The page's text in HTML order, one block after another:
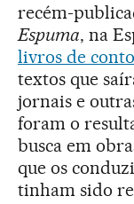
recém-
Espuma, na
livros de
textos que
jornais e
foram o
busca em
que os
tinham sido